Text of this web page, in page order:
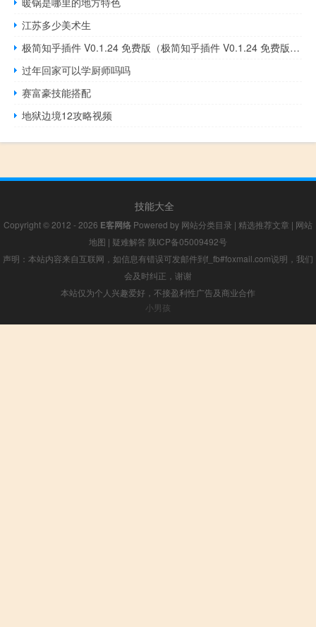
江苏多少美术生
极简知乎插件 V0.1.24 免费版（极简知乎插件 V0.1.24 免费版功能简介）
过年回家可以学厨师吗吗
赛富豪技能搭配
地狱边境12攻略视频
技能大全
Copyright © 2012 - 2026 E客网络 Powered by 网站分类目录 | 精选推荐文章 | 网站
地图 | 疑难解答 陕ICP备05009492号
声明：本站内容来自互联网，如信息有错误可发邮件到f_fb#foxmail.com说明，我们
会及时纠正，谢谢
本站仅为个人兴趣爱好，不接盈利性广告及商业合作
小男孩